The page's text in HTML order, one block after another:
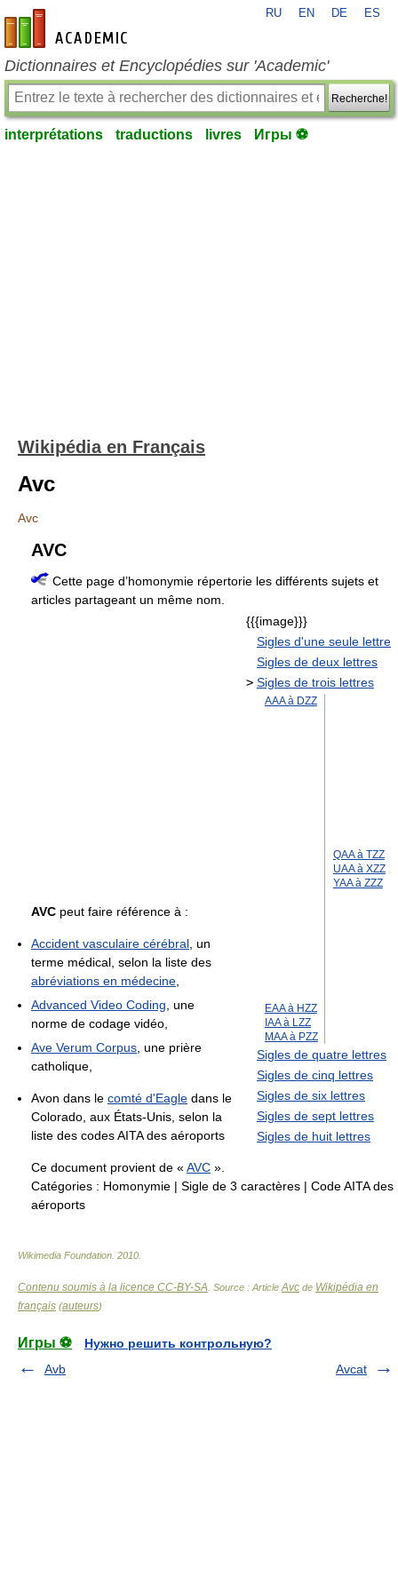
fr-academic.com
RU EN DE ES
Dictionnaires et Encyclopédies sur 'Academic'
Recherche!
interprétations traductions livres Игры ⚽
Wikipédia en Français
Avc
Avc
AVC
Cette page d’homonymie répertorie les différents sujets et
articles partageant un même nom.
{{{image}}}
Sigles d'une seule lettre
Sigles de deux lettres
> Sigles de trois lettres
AAA à DZZ
EAA à HZZ
IAA à LZZ
MAA à PZZ
QAA à TZZ
UAA à XZZ
YAA à ZZZ
Sigles de quatre lettres
Sigles de cinq lettres
Sigles de six lettres
Sigles de sept lettres
Sigles de huit lettres
AVC peut faire référence à :
Accident vasculaire cérébral , un
terme médical, selon la liste des
abréviations en médecine
Advanced Video Coding , une
norme de codage vidéo,
Ave Verum Corpus , une prière
catholique,
Avon dans le comté d'Eagle dans le
Colorado, aux États-Unis, selon la
liste des codes AITA des aéroports
Ce document provient de « AVC ».
Catégories : Homonymie | Sigle de 3 caractères | Code AITA des
aéroports
Wikimedia Foundation 2010
Contenu soumis à la licence CC-BY-SA . Source : Article Avc de Wikipédia en
français (auteurs)
Игры ⚽
Нужно решить контрольную?
Avb
Avcat